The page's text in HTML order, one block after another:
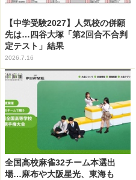
【中学受験2027】人気校の併願
先は…四谷大塚「第2回合不合判
定テスト」結果
2026.7.16
全国高校麻雀32チーム本選出
場…麻布や大阪星光、東海も